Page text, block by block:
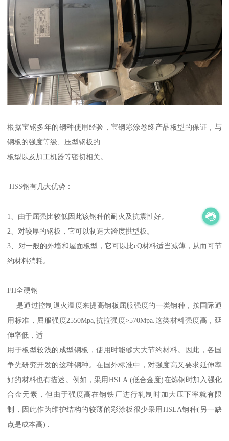
根据宝钢多年的钢种使用经验，宝钢彩涂卷终产品板型的保证，与
钢板的强度等级、压型钢板的
板型以及加工机器等密切相关。
HSS钢有几大优势：
1、由于屈强比较低因此该钢种的耐火及抗震性好。
2、对较厚的钢板，它可以制造大跨度拱型板。
3、对一般的外墙和屋面板型，它可以比cQ材料适当减薄，从而可节
约材料消耗。
FH全硬钢
是通过控制退火温度来提高钢板屈服强度的一类钢种，按国际通
用标准，屈服强度2550Mpa,抗拉强度>570Mpa.这类材料强度高，延
伸率低，适
用于板型较浅的成型钢板，使用时能够大大节约材料。因此，各国
争先研究开发的这种钢种。在国外标准中，对强度高又要求延伸率
好的材料也有描述。例如，采用HSLA (低合金度)在炼钢时加入强化
合金元素，但由于强度高在钢铁厂进行轧制时加大压下率就有限
制，因此作为维护结构的较薄的彩涂板很少采用HSLA钢种(另一缺
点是成本高) .